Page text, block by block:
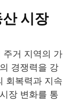
시장
주거 지역의 가
경쟁력을 강
회복력과 지속
장 변화를 통